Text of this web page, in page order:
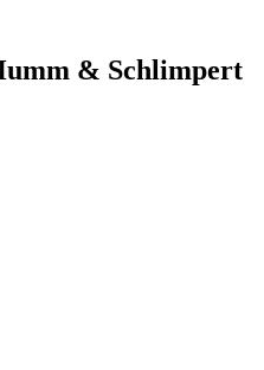
& Schlimpert